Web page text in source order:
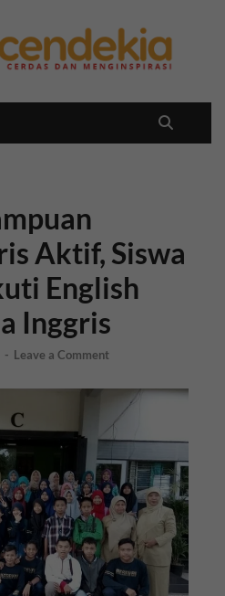
Aktif, Siswa
English
Inggris
- Leave a Comment